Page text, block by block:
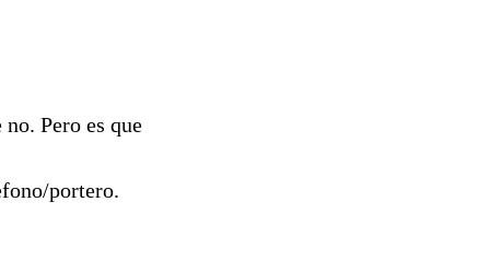
Pero es que
portero.